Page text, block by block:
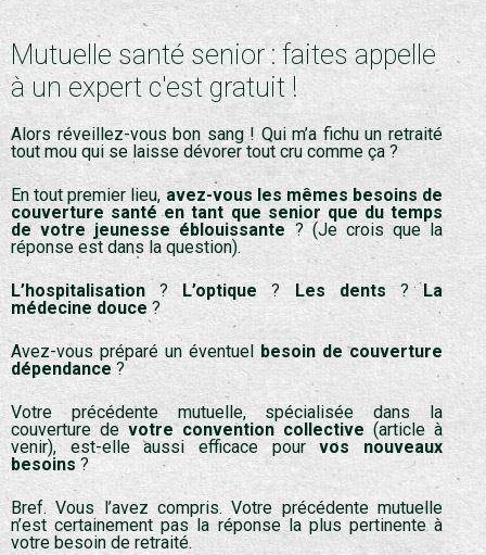
Mutuelle santé senior : faites appelle
à un expert c'est gratuit !
Alors réveillez-vous bon sang ! Qui m’a fichu un retraité
tout mou qui se laisse dévorer tout cru comme ça ?
En tout premier lieu, avez-vous les mêmes besoins de
couverture santé en tant que senior que du temps
de votre jeunesse éblouissante ? (Je crois que la
réponse est dans la question).
L’hospitalisation ? L’optique ? Les dents ? La
médecine douce?
Avez-vous préparé un éventuel besoin de couverture
dépendance ?
Votre précédente mutuelle, spécialisée dans la
couverture de votre convention collective (article à
venir), est-elle aussi efficace pourvos nouveaux
besoins ?
Bref. Vous l’avez compris. Votre précédente mutuelle
n’est certainement pas la réponse la plus pertinente à
votre besoin de retraité.